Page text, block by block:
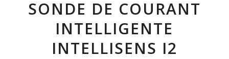
SONDE DE COURANT
INTELLIGENTE
INTELLISENS I2